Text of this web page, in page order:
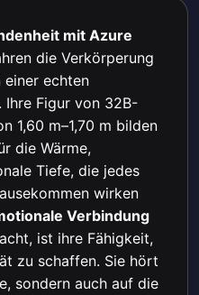
mit Azure
die Verkörperung
einer echten
Ihre Figur von 32B-
1,60 m–1,70 m bilden
die Wärme,
Tiefe, die jedes
wirken
Verbindung
ist ihre Fähigkeit,
zu schaffen. Sie hört
sondern auch auf die